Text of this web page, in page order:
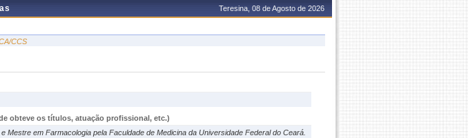
Teresina, 08 de Agosto de 2026
CCS
obteve os títulos, atuação profissional, etc.)
Mestre em Farmacologia pela Faculdade de Medicina da Universidade Federal do Ceará.